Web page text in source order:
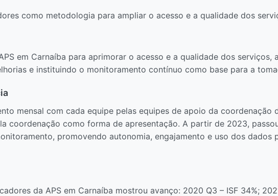
como metodologia para ampliar o acesso e a qualidade dos
em Carnaíba para aprimorar o acesso e a qualidade dos
e instituindo o monitoramento contínuo como base para a
mensal com cada equipe pelas equipes de apoio da coordenação
coordenação como forma de apresentação. A partir de 2023,
promovendo autonomia, engajamento e uso dos dados
da APS em Carnaíba mostrou avanço: 2020 Q3 – ISF 34%;